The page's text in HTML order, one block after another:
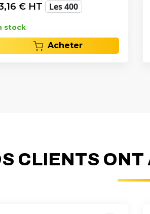
€ HT Les 400
stock
Acheter
CLIENTS